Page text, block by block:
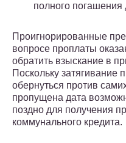
полного погашения
Проигнорированные
вопросе проплаты
обратить взыскание в
Поскольку затягивание
обернуться против
пропущена дата
поздно для получения
коммунального кредита.